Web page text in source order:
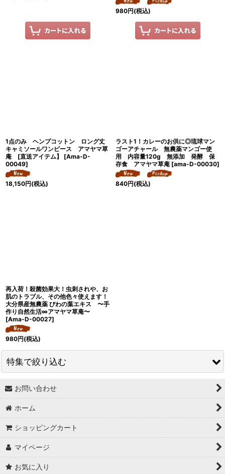
980円(税込)
1点のみ ヘンプコットン ロング丈
キャミソールワンピース アマヤマ草
庵 [直送アイテム】
[Ama-D-
00049]
18,150円(税込)
ラスト1！カレーのお供に◎琉球マン
ゴーアチャール 無農薬マンゴー使
用 内容量120g 無添加 発酵 保
存食 アマヤマ草庵 [ama-D-00030]
840円(税込)
再入荷！殺菌効果大！虫刺されや、お
肌のトラブル、その他色々使えます！
大分県産無農薬 びわの葉エキス 〜手
作り自然生活∞アマヤマ草庵〜
[Ama-D-00027]
980円(税込)
特集で絞り込む
↓ 特集 ↓
★最大６０％OFF SALE★
★BODYコレクション！
お問い合わせ
ホーム
ショッピングカート
マイページ
お気に入り